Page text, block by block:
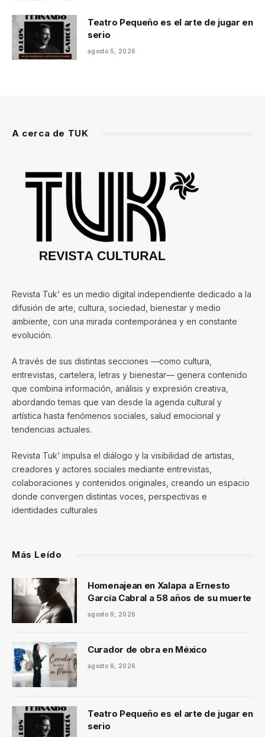
Teatro Pequeño es el arte de jugar en
serio
agosto 5, 2026
A cerca de TUK
Revista Tuk’ es un medio digital independiente dedicado a la
difusión de arte, cultura, sociedad, bienestar y medio
ambiente, con una mirada contemporánea y en constante
evolución.
A través de sus distintas secciones —como cultura,
entrevistas, cartelera, letras y bienestar— genera contenido
que combina información, análisis y expresión creativa,
abordando temas que van desde la agenda cultural y
artística hasta fenómenos sociales, salud emocional y
tendencias actuales.
Revista Tuk’ impulsa el diálogo y la visibilidad de artistas,
creadores y actores sociales mediante entrevistas,
colaboraciones y contenidos originales, creando un espacio
donde convergen distintas voces, perspectivas e
identidades culturales
Más Leído
Homenajean en Xalapa a Ernesto
García Cabral a 58 años de su muerte
agosto 9, 2026
Curador de obra en México
agosto 6, 2026
Teatro Pequeño es el arte de jugar en
serio